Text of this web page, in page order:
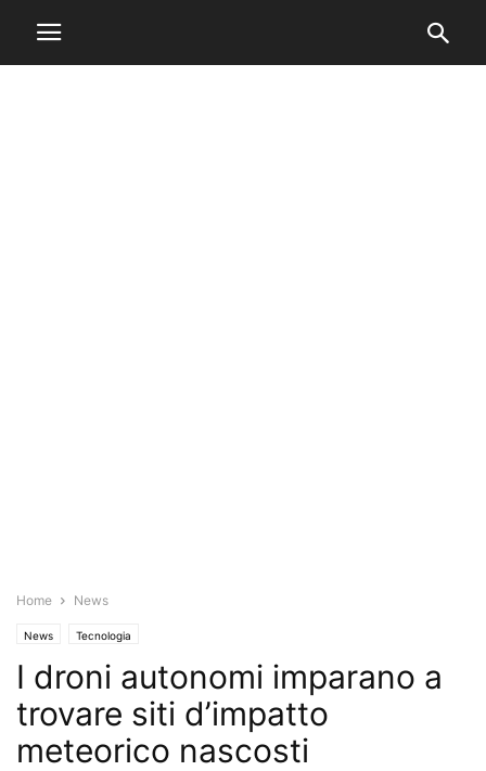
Home News
News Tecnologia
I droni autonomi imparano a
trovare siti d’impatto
meteorico nascosti